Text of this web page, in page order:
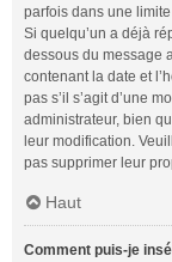
parfois dans une
Si quelqu’un a déjà
dessous du message
contenant la date et
pas s’il s’agit d’une
administrateur, bien
leur modification.
pas supprimer leur
Haut
Comment puis-je